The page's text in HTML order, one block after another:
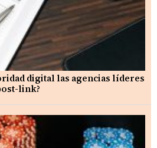
digital las agencias líderes
link?